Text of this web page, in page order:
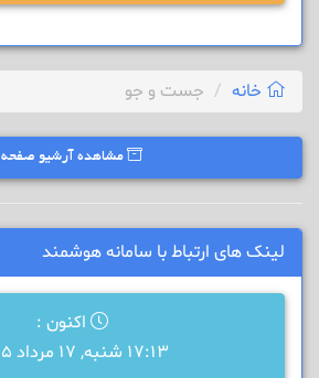
خانه جست و جو
مشاهده آرشیو صفحه
لینک های ارتباط با سامانه هوشمند
اکنون :
17:13 شنبه, 17 مرداد 1405